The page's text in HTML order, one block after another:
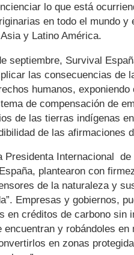
lo que está
en todo el mundo y
y Latino América.
septiembre, Survival
las consecuencias de
humanos,
de compensación de
de las tierras indígenas
de las afirmaciones
Presidenta Internacional
plantearon con
de la naturaleza y
Empresas y gobiernos,
en créditos de carbono sin
encuentran y robándoles
en zonas